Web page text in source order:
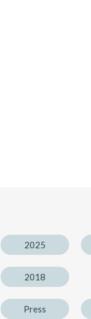
2025
2018
Press